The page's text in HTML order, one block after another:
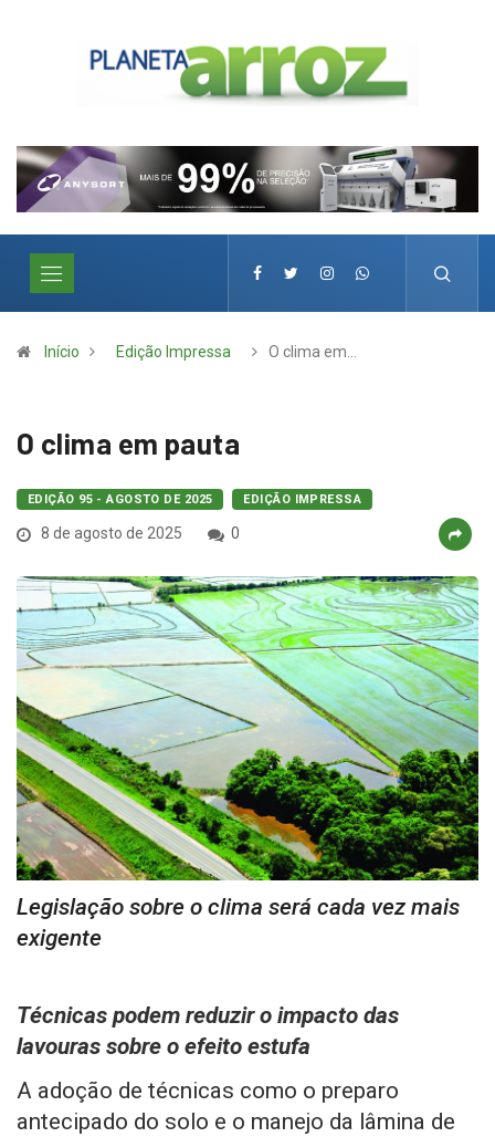
Início Edição Impressa O clima em…
O clima em pauta
EDIÇÃO 95 - AGOSTO DE 2025 EDIÇÃO IMPRESSA
8 de agosto de 2025 0
Legislação sobre o clima será cada vez mais
exigente
Técnicas podem reduzir o impacto das
lavouras sobre o efeito estufa
A adoção de técnicas como o preparo
antecipado do solo e o manejo da lâmina de